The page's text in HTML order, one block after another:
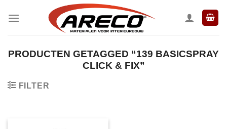
naar
PRODUCTEN GETAGGED “139 BASICSPRAY
CLICK & FIX”
FILTER